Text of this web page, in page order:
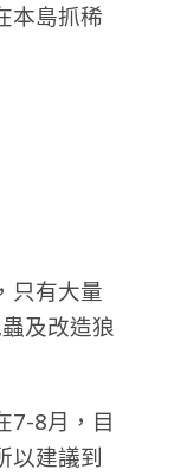
本島抓稀
只有大量
及改造狼
7-8月，目
以建議到